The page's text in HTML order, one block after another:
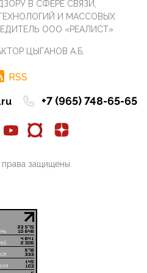
завозом в Россию
в общем-то понимают,
известны подробности
"Орланами",которые
Противник вновь
украинском ТВД.
страны
Украиной, где людей
В СФЕРЕ СВЯЗИ,
И МАССОВЫХ
ООО «РЕАЛИСТ»
ЦЫГАНОВ А.Б.
RSS
+7 (965) 748-65-65
защищены